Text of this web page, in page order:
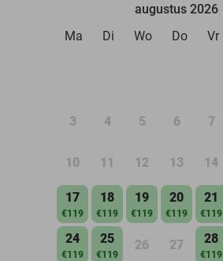
augustus 2026
Ma
Di Wo Do Vr
3 4 5 6 7
10 11 12 13 14
17
€119
18
€119
19
€119
20
€119
21
€119
24
€119
25
€119
26 27 28
€119